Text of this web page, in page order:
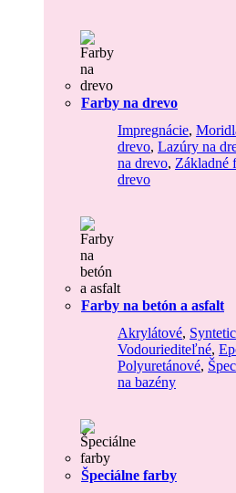
Farby na drevo
Impregnácie,
drevo, Lazúry na
na drevo, Základné
drevo
Farby na betón a asfalt
Akrylátové,
Vodouriediteľné,
Polyuretánové,
na bazény
Špeciálne farby